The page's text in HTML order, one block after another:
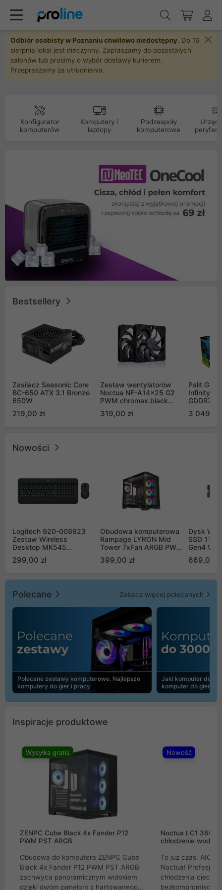
Odbiór osobisty w Poznaniu chwilowo niedostępny. Do 16
sierpnia lokal jest nieczynny. Zapraszamy do pozostałych
salonów lub prosimy o wybór dostawy kurierem.
Przepraszamy za utrudnienia.
Konfigurator
komputerów
Komputery i
laptopy
Podzespoły
komputerowe
Bestsellery
Zasilacz Seasonic Core
BC-650 ATX 3.1 Bronze
650W
219,00 zł
Zestaw wentylatorów
Noctua NF-A14x25 G2
PWM chromax.black
Push Pull (2szt)
319,00 zł
Palit
Infinity 3
GDDR7
GB2050S)
3 049,00
Nowości
Logitech 920-008923
Zestaw Wireless
Desktop MK545
299,00 zł
Obudowa komputerowa
Rampage LYRON Mid
Tower 7xFan ARGB PWM
399,00 zł
Dysk WD
SSD 1TB
Gen4
669,00
Polecane Zobacz więcej polecanych
Polecane zestawy komputerowe. Najlepsze
komputery do gier i pracy
Jaki komputer do
komputer do gier |
Inspiracje produktowe
Wysyłka gratis
ZENPC Cube Black 4x Fander P12
PWM PST ARGB
Obudowa do komputera ZENPC Cube
Black 4x Fander P12 PWM PST ARGB
zachwyca panoramicznym widokiem
dzięki dwóm panelom z hartowanego
Nowość
Noctua LC1
chłodzenie wodne
To już czas. AIO
Noctua!
chłodzenia cieczą